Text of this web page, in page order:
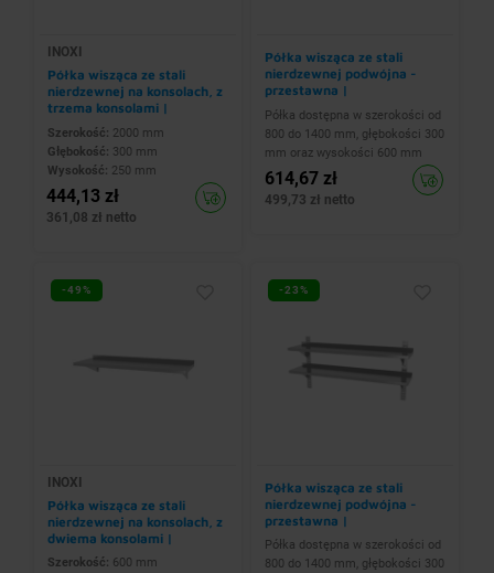
INOXI
Półka wisząca ze stali
nierdzewnej na konsolach, z
trzema konsolami |
2000x300x(h)250 mm
Szerokość: 2000 mm
Głębokość: 300 mm
Wysokość: 250 mm
444,13 zł
361,08 zł netto
Półka wisząca ze stali
nierdzewnej podwójna -
przestawna |
1200x300x(h)600 mm
Półka dostępna w szerokości od
800 do 1400 mm, głębokości 300
mm oraz wysokości 600 mm
614,67 zł
499,73 zł netto
-49%
INOXI
Półka wisząca ze stali
nierdzewnej na konsolach, z
dwiema konsolami |
600x400x(h)250 mm
Szerokość: 600 mm
-23%
Półka wisząca ze stali
nierdzewnej podwójna -
przestawna |
1400x300x(h)600 mm
Półka dostępna w szerokości od
800 do 1400 mm, głębokości 300